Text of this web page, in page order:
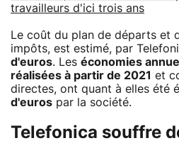
travailleurs d'ici trois ans
Le coût du plan de départs et
impôts, est estimé, par
d'euros. Les économies
réalisées à partir de 2021 et
directes, ont quant à elles été
d'euros par la société.
Telefonica souffre